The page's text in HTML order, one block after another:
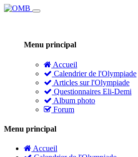
Menu principal
Accueil
Calendrier de l'Olympiade
Articles sur l'Olympiade
Questionnaires Eli-Demi
Album photo
Forum
Menu principal
Accueil